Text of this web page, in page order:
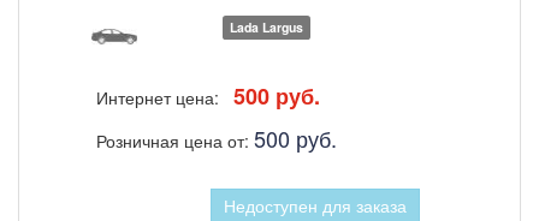
Lada Largus
Интернет цена: 500 руб.
Розничная цена от: 500 руб.
Недоступен для заказа